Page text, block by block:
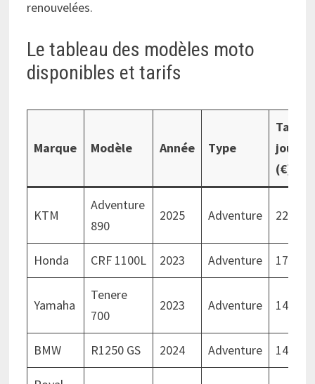
renouvelées.
Le tableau des modèles moto
disponibles et tarifs
Marque Modèle Année Type
Tarif
(€)
KTM
Adventure
890
2025 Adventure 220
Honda CRF 1100L 2023 Adventure 170
Yamaha
Tenere
700
2023 Adventure 140
BMW R1250 GS 2024 Adventure 140